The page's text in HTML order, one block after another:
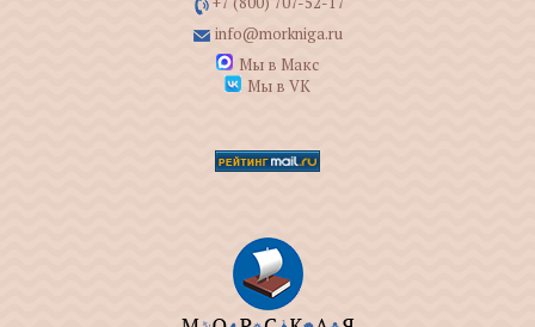
info@morkniga.ru
Мы в Макс
Мы в VK